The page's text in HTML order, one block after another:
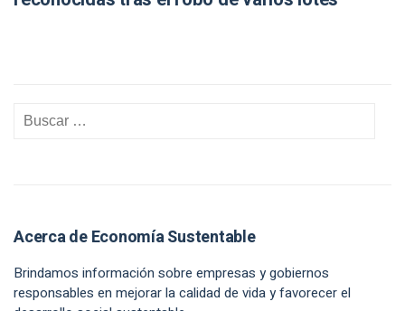
Acerca de Economía Sustentable
Brindamos información sobre empresas y gobiernos
responsables en mejorar la calidad de vida y favorecer el